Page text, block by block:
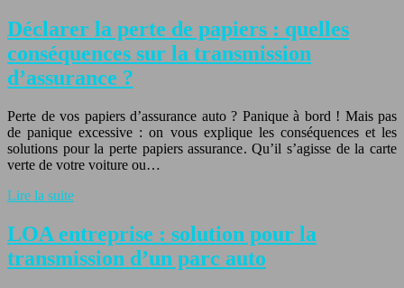
Déclarer la perte de papiers : quelles
conséquences sur la transmission
d’assurance ?
Perte de vos papiers d’assurance auto ? Panique à bord ! Mais pas
de panique excessive : on vous explique les conséquences et les
solutions pour la perte papiers assurance. Qu’il s’agisse de la carte
verte de votre voiture ou…
Lire la suite
LOA entreprise : solution pour la
transmission d’un parc auto